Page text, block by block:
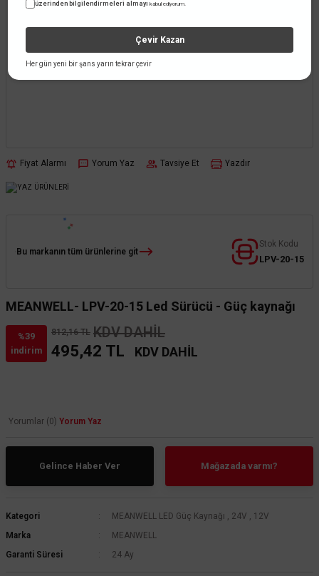
Fiyat Alarmı Yorum Yaz Tavsiye Et Yazdır
Bu markanın tüm ürünlerine git
Stok Kodu
LPV-20-15
MEANWELL- LPV-20-15 Led Sürücü - Güç kaynağı
%39
indirim
812,16 TL KDV DAHİL
495,42 TL KDV DAHİL
Yorumlar (0) Yorum Yaz
Gelince Haber Ver Mağazada varmı?
Kategori MEANWELL LED Güç Kaynağı , 24V , 12V
Marka
MEANWELL
Garanti Süresi
24 Ay
üzerinden bilgilendirmeleri almayı kabul ediyorum.
Çevir Kazan
Her gün yeni bir şans yarın tekrar çevir